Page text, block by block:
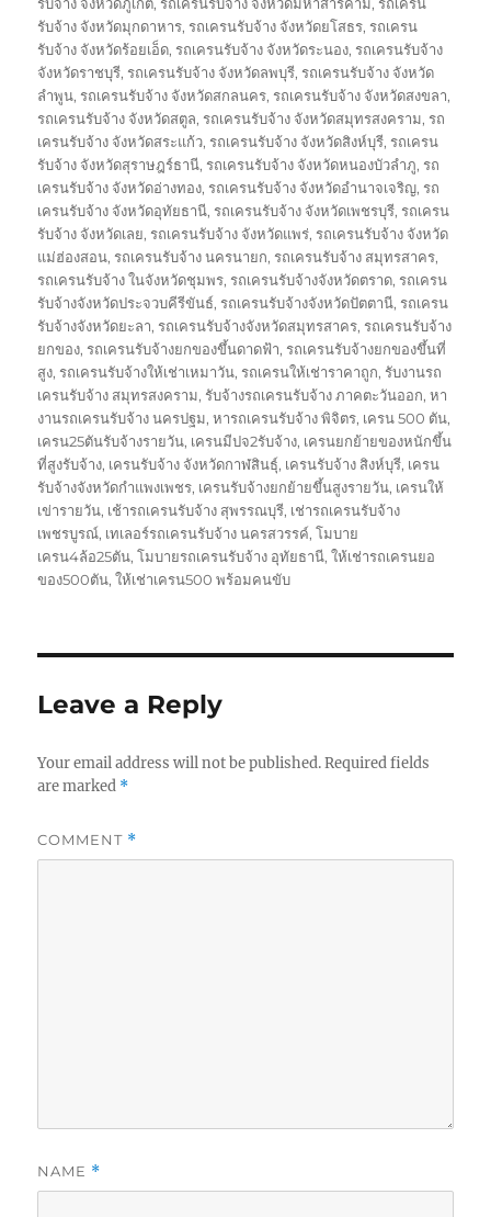
รับจ้าง จังหวัดมุกดาหาร,รถเครนรับจ้าง จังหวัดยโสธร,รถเครน
รับจ้าง จังหวัดร้อยเอ็ด,รถเครนรับจ้าง จังหวัดระนอง,รถเครนรับจ้าง
จังหวัดราชบุรี,รถเครนรับจ้าง จังหวัดลพบุรี,รถเครนรับจ้าง จังหวัด
ลำพูน,รถเครนรับจ้าง จังหวัดสกลนคร,รถเครนรับจ้าง จังหวัดสงขลา,
รถเครนรับจ้าง จังหวัดสตูล,รถเครนรับจ้าง จังหวัดสมุทรสงคราม,รถ
เครนรับจ้าง จังหวัดสระแก้ว,รถเครนรับจ้าง จังหวัดสิงห์บุรี,รถเครน
รับจ้าง จังหวัดสุราษฎร์ธานี,รถเครนรับจ้าง จังหวัดหนองบัวลำภู,รถ
เครนรับจ้าง จังหวัดอ่างทอง,รถเครนรับจ้าง จังหวัดอำนาจเจริญ,รถ
เครนรับจ้าง จังหวัดอุทัยธานี,รถเครนรับจ้าง จังหวัดเพชรบุรี,รถเครน
รับจ้าง จังหวัดเลย,รถเครนรับจ้าง จังหวัดแพร่,รถเครนรับจ้าง จังหวัด
แม่ฮ่องสอน,รถเครนรับจ้าง นครนายก,รถเครนรับจ้าง สมุทรสาคร,
รถเครนรับจ้าง ในจังหวัดชุมพร,รถเครนรับจ้างจังหวัดตราด,รถเครน
รับจ้างจังหวัดประจวบคีรีขันธ์,รถเครนรับจ้างจังหวัดปัตตานี,รถเครน
รับจ้างจังหวัดยะลา,รถเครนรับจ้างจังหวัดสมุทรสาคร,รถเครนรับจ้าง
ยกของ,รถเครนรับจ้างยกของขึ้นดาดฟ้า,รถเครนรับจ้างยกของขึ้นที่
สูง,รถเครนรับจ้างให้เช่าเหมาวัน,รถเครนให้เช่าราคาถูก,รับงานรถ
เครนรับจ้าง สมุทรสงคราม,รับจ้างรถเครนรับจ้าง ภาคตะวันออก,หา
งานรถเครนรับจ้าง นครปฐม,หารถเครนรับจ้าง พิจิตร, เครน 500 ตัน,
เครน25ตันรับจ้างรายวัน, เครนมีปจ2รับจ้าง, เครนยกย้ายของหนักขึ้น
ที่สูงรับจ้าง, เครนรับจ้าง จังหวัดกาฬสินธุ์, เครนรับจ้าง สิงห์บุรี, เครน
รับจ้างจังหวัดกำแพงเพชร, เครนรับจ้างยกย้ายขึ้นสูงรายวัน, เครนให้
เข่ารายวัน, เช้ารถเครนรับจ้าง สุพรรณบุรี, เช่ารถเครนรับจ้าง
เพชรบูรณ์, เทเลอร์รถเครนรับจ้าง นครสวรรค์,โมบาย
เครน4ล้อ25ตัน,โมบายรถเครนรับจ้าง อุทัยธานี,ให้เช่ารถเครนยอ
ของ500ตัน,ให้เช่าเครน500 พร้อมคนขับ
Leave a Reply
Your email address will not be published. Required fields
are marked *
COMMENT *
NAME *